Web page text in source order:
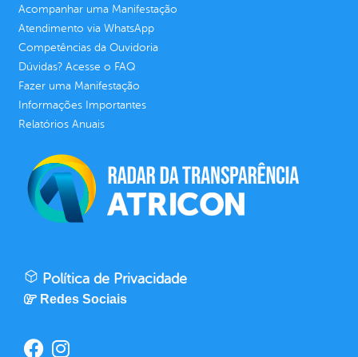
Acompanhar uma Manifestação
Atendimento via WhatsApp
Competências da Ouvidoria
Dúvidas? Acesse o FAQ
Fazer uma Manifestação
Informações Importantes
Relatórios Anuais
Política de Privacidade
Redes Sociais